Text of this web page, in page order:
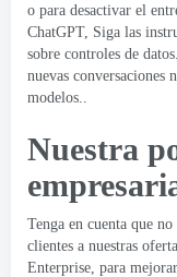
o para desactivar el
ChatGPT, Siga las
sobre controles de
nuevas conversaciones
modelos..
Nuestra
Tenga en cuenta que
clientes a nuestras
Enterprise, para